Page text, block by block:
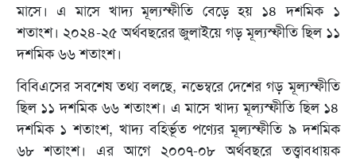
মাসে। এ মাসে খাদ্য মূল্যস্ফীতি বেড়ে হয় ১৪ দশমিক ১
শতাংশ। ২০২৪-২৫ অর্থবছরের জুলাইয়ে গড় মূল্যস্ফীতি ছিল ১১
দশমিক ৬৬ শতাংশ।
বিবিএসের সবশেষ তথ্য বলছে, নভেম্বরে দেশের গড় মূল্যস্ফীতি
ছিল ১১ দশমিক ৬৬ শতাংশ। এ মাসে খাদ্য মূল্যস্ফীতি ছিল ১৪
দশমিক ১ শতাংশ, খাদ্য বহির্ভূত পণ্যের মূল্যস্ফীতি ৯ দশমিক
৬৮ শতাংশ। এর আগে ২০০৭-০৮ অর্থবছরে তত্ত্বাবধায়ক